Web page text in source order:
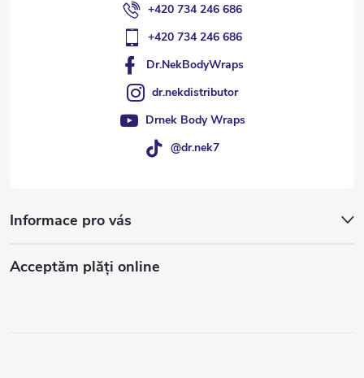
+420 734 246 686
+420 734 246 686
Dr.NekBodyWraps
dr.nekdistributor
Drnek Body Wraps
@dr.nek7
Informace pro vás
Acceptăm plăţi online